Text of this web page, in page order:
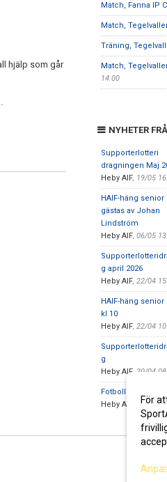
hjälp som går
Match, Fanna IP
Match,
Träning,
Match,
14:00
NYHETER
Supporterlotteri
dragningen Maj
Heby AIF, 19/05
HAIF-häng senior
gästas av Johan
Lindström
Heby AIF, 06/05
g april 2026
Heby AIF, 22/04
HAIF-häng senior
kl 10
Heby AIF, 22/04
g
Heby AIF, 20/04
Fotbollsskola 2026
Heby AIF
15/04
För